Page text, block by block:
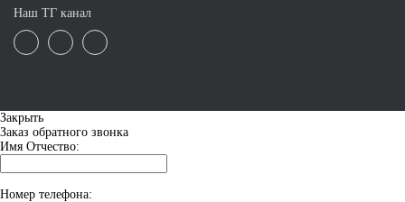
Наш ТГ канал
Закрыть
Заказ обратного звонка
Имя Отчество:
Номер телефона: